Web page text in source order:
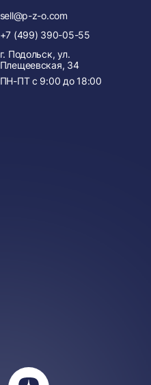
sell@p-z-o.com
+7 (499) 390-05-55
г. Подольск, ул.
Плещеевская, 34
ПН-ПТ с 9:00 до 18:00